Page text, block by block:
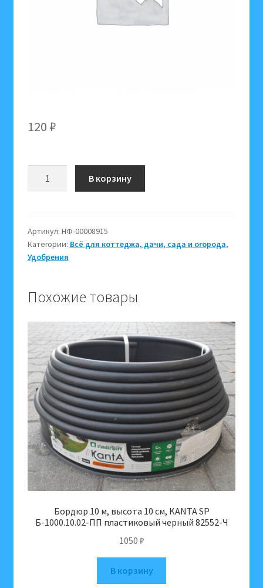
120 ₽
Forte
водорастворимое
с
комнатных
растений,
100
г,
963481
В корзину
Артикул: НФ-00008915
Категории: Всё для коттеджа, дачи, сада и огорода,
Удобрения
Похожие товары
Бордюр 10 м, высота 10 см, KANTA SP
Б-1000.10.02-ПП пластиковый черный 82552-Ч
1050 ₽
В корзину